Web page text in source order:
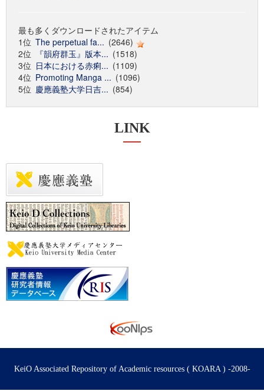
最も多くダウンロードされたアイテム
1位 The perpetual fa... (2646)
2位
『韻府群玉』版本... (1518)
3位 日本における赤痢... (1109)
4位 Promoting Manga ... (1096)
5位 慶應義塾大学日吉... (854)
LINK
KeiO Associated Repository of Academic resources ( KOARA ) -2008-